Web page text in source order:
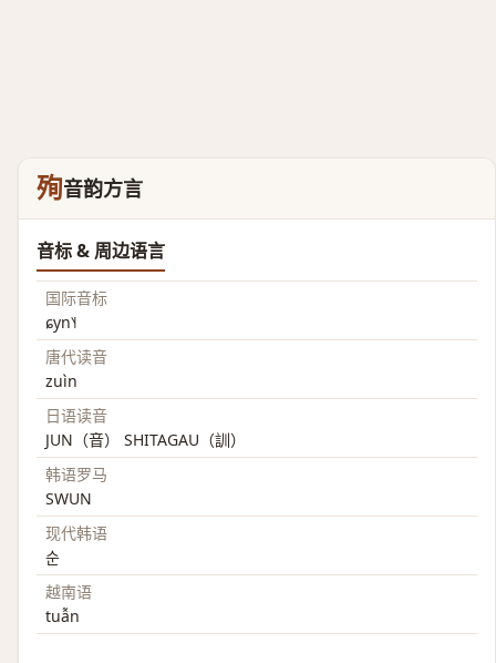
殉音韵方言
音标 & 周边语言
国际音标
ɕyn˥˧
唐代读音
zuìn
日语读音
JUN（音） SHITAGAU（訓）
韩语罗马
SWUN
现代韩语
순
越南语
tuẫn